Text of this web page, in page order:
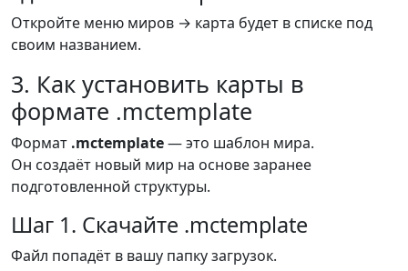
Откройте меню миров → карта будет в списке под
своим названием.
3. Как установить карты в
формате .mctemplate
Формат .mctemplate— это шаблон мира.
Он создаёт новый мир на основе заранее
подготовленной структуры.
Шаг 1. Скачайте .mctemplate
Файл попадёт в вашу папку загрузок.